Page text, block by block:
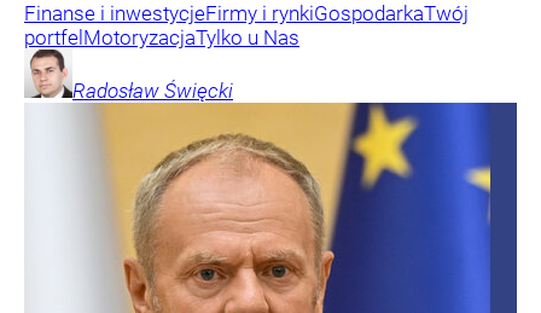
Finanse i inwestycjeFirmy i rynkiGospodarkaTwój
portfel MotoryzacjaTylko u Nas
Radosław Święcki